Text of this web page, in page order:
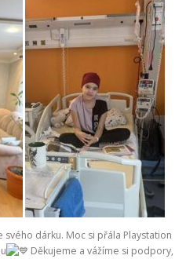
dárku. Moc si přála Playstation
Děkujeme a vážíme si podpory,